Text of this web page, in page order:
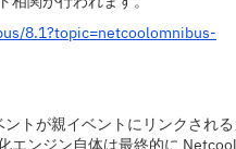
8.1?topic=netcoolomnibus-
トが親イベントにリンクされ
エンジン自体は最終的に